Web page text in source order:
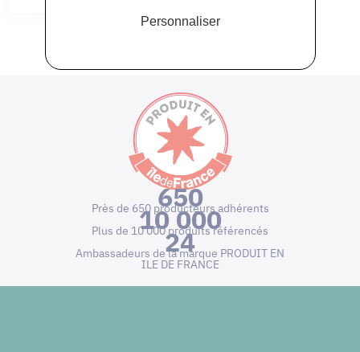
650
Près de 650 producteurs adhérents
10 000
Plus de 10 000 produits référencés
24
Ambassadeurs de la marque PRODUIT EN
ILE DE FRANCE
Personnaliser